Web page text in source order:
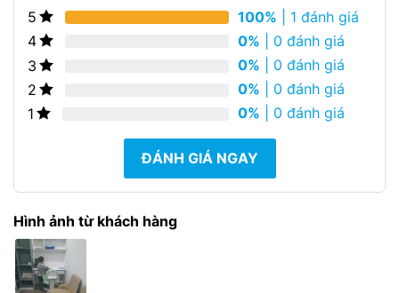
5 100% | 1 đánh giá
4
0% | 0 đánh giá
3
0% | 0 đánh giá
2
0% | 0 đánh giá
1
0% | 0 đánh giá
ĐÁNH GIÁ NGAY
Hình ảnh từ khách hàng